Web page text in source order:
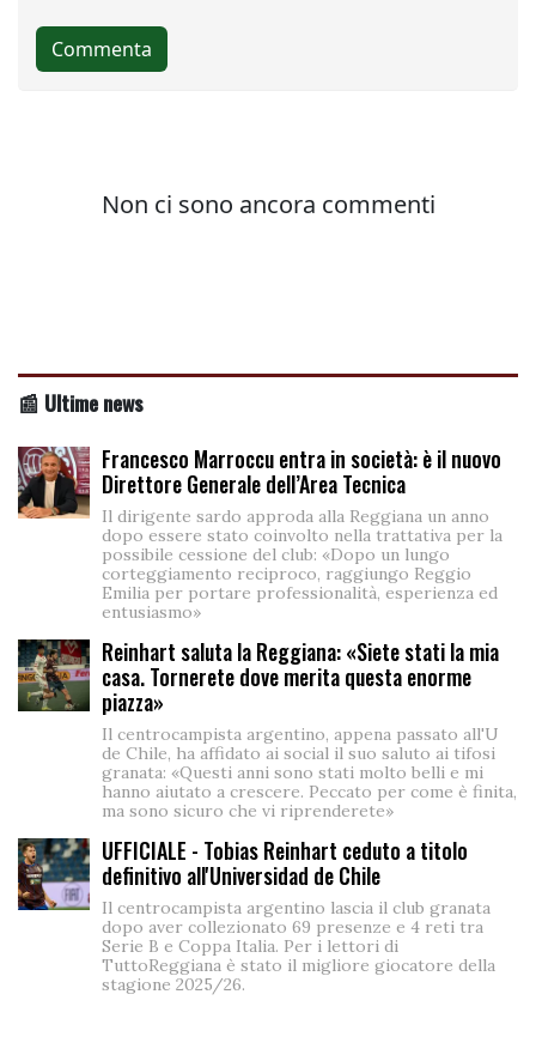
📰 Ultime news
Francesco Marroccu entra in società: è il nuovo
Direttore Generale dell’Area Tecnica
Il dirigente sardo approda alla Reggiana un anno
dopo essere stato coinvolto nella trattativa per la
possibile cessione del club: «Dopo un lungo
corteggiamento reciproco, raggiungo Reggio
Emilia per portare professionalità, esperienza ed
entusiasmo»
Reinhart saluta la Reggiana: «Siete stati la mia
casa. Tornerete dove merita questa enorme
piazza»
Il centrocampista argentino, appena passato all'U
de Chile, ha affidato ai social il suo saluto ai tifosi
granata: «Questi anni sono stati molto belli e mi
hanno aiutato a crescere. Peccato per come è finita,
ma sono sicuro che vi riprenderete»
UFFICIALE - Tobias Reinhart ceduto a titolo
definitivo all'Universidad de Chile
Il centrocampista argentino lascia il club granata
dopo aver collezionato 69 presenze e 4 reti tra
Serie B e Coppa Italia. Per i lettori di
TuttoReggiana è stato il migliore giocatore della
stagione 2025/26.